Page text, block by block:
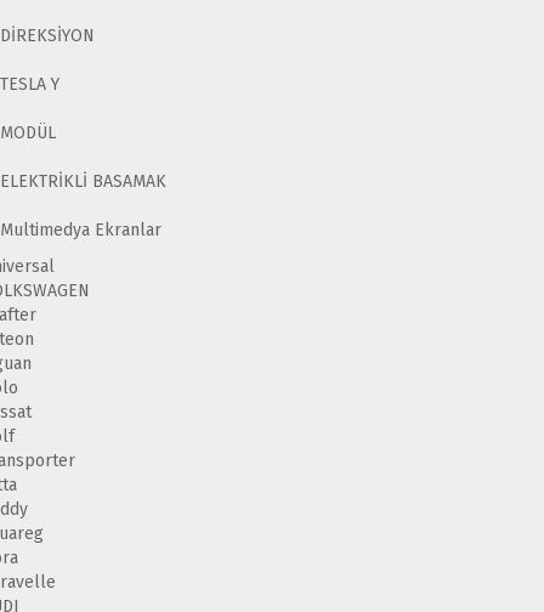
DİREKSİYON
TESLA Y
MODÜL
ELEKTRİKLİ BASAMAK
Multimedya Ekranlar